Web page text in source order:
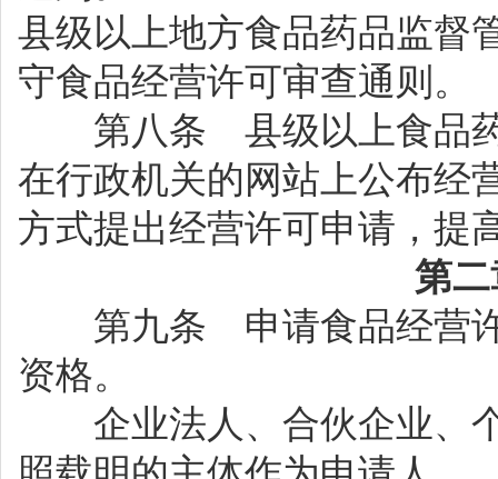
县级以上地方食品药品监督
守食品经营许可审查通则。
第八条 县级以上食品药
在行政机关的网站上公布经
方式提出经营许可申请，提
第
第九条 申请食品经营许
资格。
企业法人、合伙企业、个